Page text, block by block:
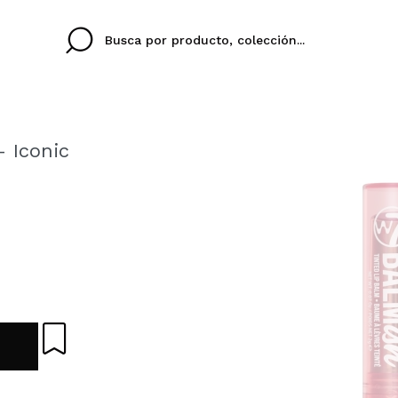
No tengo cuenta
Al crear una cuenta
rápidamente, revisar
IDIOMA ENGLISH
Iconic
colori